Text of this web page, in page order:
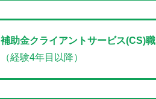
補助金クライアントサービス(CS)職
（経験4年目以降）